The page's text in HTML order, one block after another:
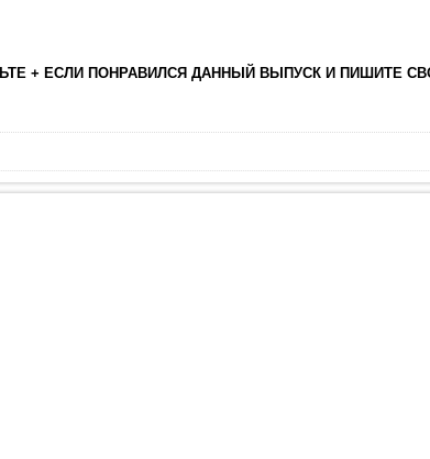
+ ЕСЛИ ПОНРАВИЛСЯ ДАННЫЙ ВЫПУСК И ПИШИТЕ